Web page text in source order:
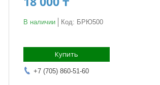
В наличии Код: БРЮ500
Купить
+7 (705) 860-51-60